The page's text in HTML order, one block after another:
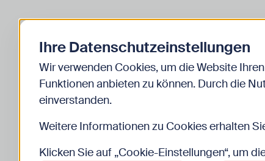
Start Kinder Veranstaltungen
Ihre Datenschutzeinstellungen
Wir verwenden Cookies, um die Website
Funktionen anbieten zu können. Durch die
einverstanden.
Weitere Informationen zu Cookies erhalten
Klicken Sie auf „Cookie-Einstellungen“, um